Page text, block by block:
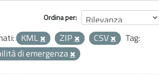
Ordina per
KML ZIP CSV
Tag:
di emergenza